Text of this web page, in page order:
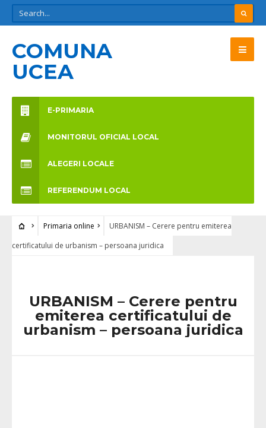
COMUNA
UCEA
E-PRIMARIA
MONITORUL OFICIAL LOCAL
ALEGERI LOCALE
REFERENDUM LOCAL
Primaria online
URBANISM – Cerere pentru emiterea
certificatului de urbanism – persoana juridica
URBANISM – Cerere pentru
emiterea certificatului de
urbanism – persoana juridica